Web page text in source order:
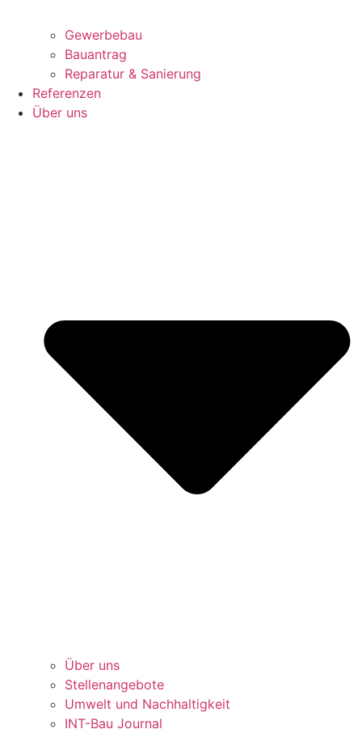
Gewerbebau
Bauantrag
Reparatur & Sanierung
Referenzen
Über uns
Über uns
Stellenangebote
Umwelt und Nachhaltigkeit
INT-Bau Journal